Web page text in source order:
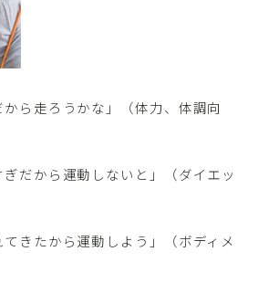
から走ろうかな」（体力、体調向
ぎだから運動しないと」（ダイエッ
てきたから運動しよう」（ボディメ